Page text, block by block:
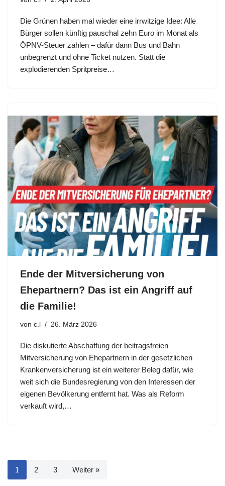
Die Grünen haben mal wieder eine irrwitzige Idee: Alle
Bürger sollen künftig pauschal zehn Euro im Monat als
ÖPNV-Steuer zahlen – dafür dann Bus und Bahn
unbegrenzt und ohne Ticket nutzen. Statt die
explodierenden Spritpreise…
Ende der Mitversicherung von
Ehepartnern? Das ist ein Angriff auf
die Familie!
von c.l 26. März 2026
Die diskutierte Abschaffung der beitragsfreien
Mitversicherung von Ehepartnern in der gesetzlichen
Krankenversicherung ist ein weiterer Beleg dafür, wie
weit sich die Bundesregierung von den Interessen der
eigenen Bevölkerung entfernt hat. Was als Reform
verkauft wird,…
1 2 3 Weiter »